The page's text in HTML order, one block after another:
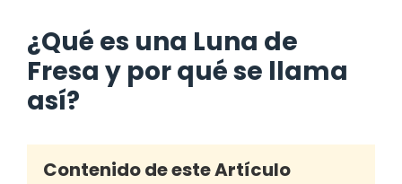
¿Qué es una Luna de
Fresa y por qué se llama
así?
Contenido de este Artículo